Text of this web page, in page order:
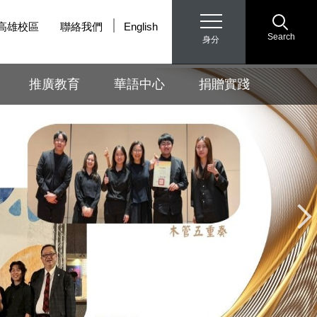
身分 Search
推廣教育 華語中心 捐贈實踐
雄校區 聯絡我們 English